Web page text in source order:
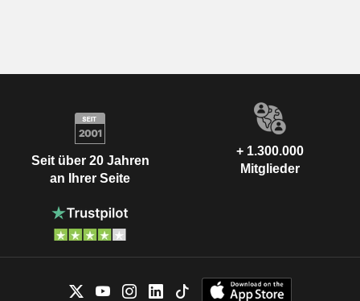
Seit über 20 Jahren
an Ihrer Seite
+ 1.300.000
Mitglieder